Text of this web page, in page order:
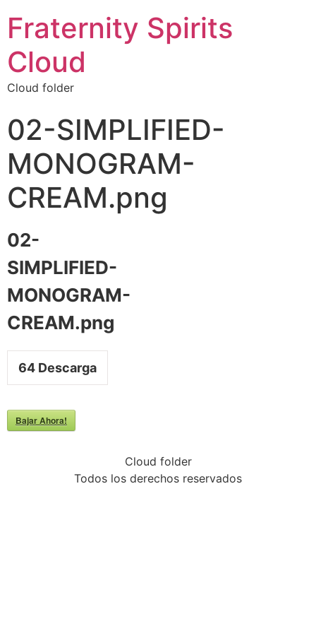
Fraternity Spirits
Cloud
Cloud folder
02-SIMPLIFIED-
MONOGRAM-
CREAM.png
02-
SIMPLIFIED-
MONOGRAM-
CREAM.png
64 Descarga
Bajar Ahora!
Cloud folder
Todos los derechos reservados